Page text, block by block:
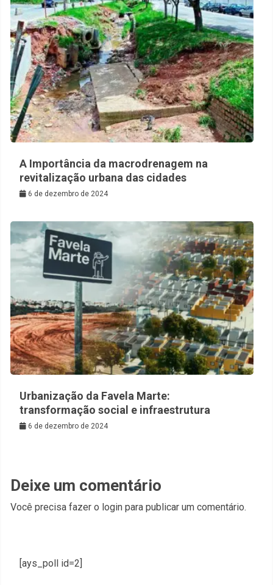
A Importância da macrodrenagem na
revitalização urbana das cidades
6 de dezembro de 2024
Urbanização da Favela Marte:
transformação social e infraestrutura
6 de dezembro de 2024
Deixe um comentário
Você precisa fazer o login para publicar um comentário.
[ays_poll id=2]